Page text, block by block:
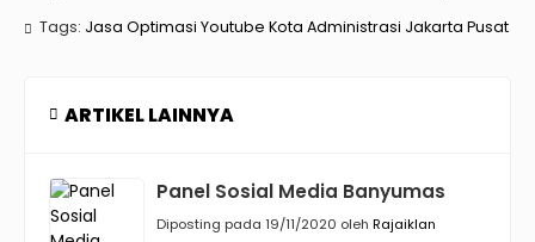
Tags: Jasa Optimasi Youtube Kota Administrasi Jakarta Pusat
ARTIKEL LAINNYA
Panel Sosial Media Banyumas
Diposting pada 19/11/2020 oleh Rajaiklan